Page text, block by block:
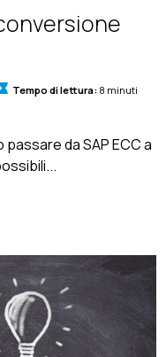
Tempo di lettura:8 minuti
da SAP ECC a